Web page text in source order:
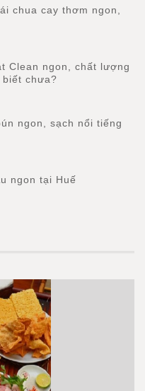
chua cay thơm ngon,
Clean ngon, chất lượng
biết chưa?
ngon, sạch nổi tiếng
ngon tại Huế